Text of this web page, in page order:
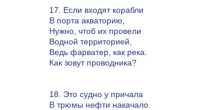
17. Если входят корабли
В порта акваторию,
Нужно, чтоб их провели
Водной территорией,
Ведь фарватер, как река.
Как зовут проводника?
18. Это судно у причала
В трюмы нефти накачало.